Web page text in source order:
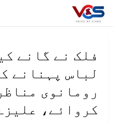
فلک نے گانے
لباس پہنانے
رومانوی
کروائے،